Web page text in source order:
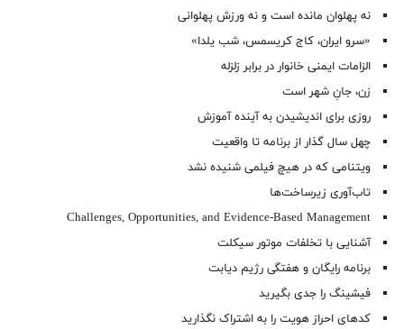
نه پهلوان مانده است و نه ورزش پهلوانی
«سرو ایران، کاج کریسمس، شب یلدا»
الزامات ایمنی خانوار در برابر زلزله
زن، جانِ شهر است
روزی برای اندیشیدن به آینده آموزش
چهل سال گذار از برنامه تا واقعیت
ویتنامی که در هیچ فیلمی شنیده نشد
تاب‌آوری زیرساخت‌ها
Challenges, Opportunities, and Evidence-Based Management
آشنایی با تخلفات موتور سیکلت
برنامه رایگان و هفتگی رژیم دیابت
فیشینگ را جدی بگیرید
کدهای احراز هویت را به اشتراک نگذارید